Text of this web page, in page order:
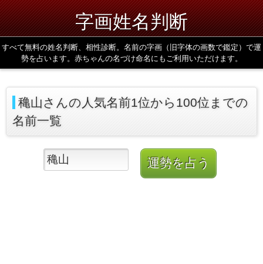
字画姓名判断
すべて無料の姓名判断、相性診断。名前の字画（旧字体の画数で鑑定）で運
勢を占います。赤ちゃんの名づけ命名にもご利用いただけます。
穐山さんの人気名前1位から100位までの
名前一覧